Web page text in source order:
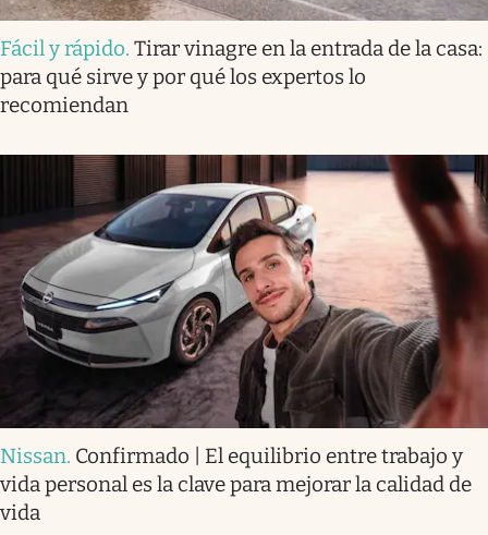
Fácil y rápido. Tirar vinagre en la entrada de la casa:
para qué sirve y por qué los expertos lo
recomiendan
Nissan. Confirmado | El equilibrio entre trabajo y
vida personal es la clave para mejorar la calidad de
vida